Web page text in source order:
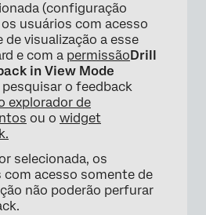
(configuração
usuários com acesso
de visualização a esse
e com a permissão Drill
in View Mode
o feedback
explorador de
ou o widget
selecionada, os
com acesso somente de
não poderão perfurar